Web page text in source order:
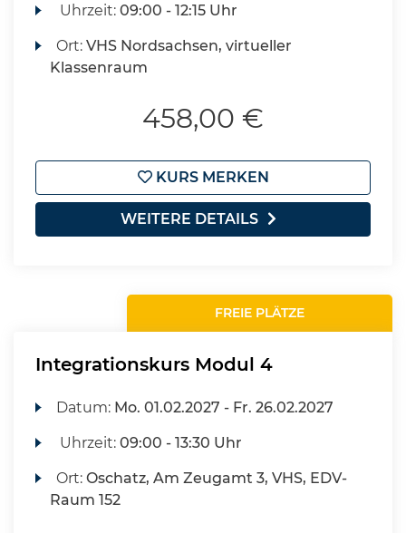
Uhrzeit:09:00 - 12:15 Uhr
Ort:VHS Nordsachsen, virtueller
Klassenraum
458,00 €
KURS MERKEN
WEITERE DETAILS
FREIE PLÄTZE
Integrationskurs Modul 4
Datum: Mo. 01.02.2027 - Fr. 26.02.2027
Uhrzeit:09:00 - 13:30 Uhr
Ort:Oschatz, Am Zeugamt 3, VHS, EDV-
Raum 152